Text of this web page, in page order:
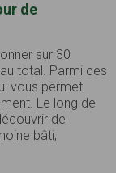
de
sur 30
total. Parmi ces
vous permet
Le long de
de
bâti,